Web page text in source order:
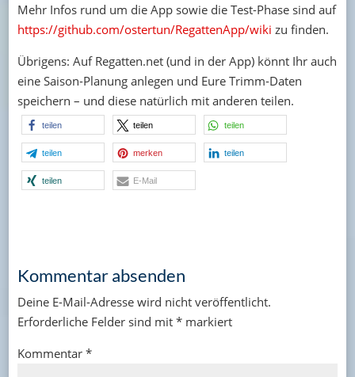
Mehr Infos rund um die App sowie die Test-Phase sind auf
https://github.com/ostertun/RegattenApp/wiki zu finden.
Übrigens: Auf Regatten.net (und in der App) könnt Ihr auch
eine Saison-Planung anlegen und Eure Trimm-Daten
speichern – und diese natürlich mit anderen teilen.
teilen teilen teilen
teilen merken teilen
teilen E-Mail
Kommentar absenden
Deine E-Mail-Adresse wird nicht veröffentlicht.
Erforderliche Felder sind mit *markiert
Kommentar *